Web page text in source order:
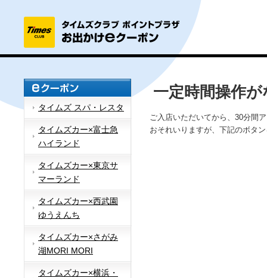
タイムズ スパ・レスタ
タイムズカー×富士急
ハイランド
タイムズカー×東京サ
マーランド
タイムズカー×西武園
ゆうえんち
タイムズカー×さがみ
湖MORI MORI
タイムズカー×横浜・
一定時間操作
ご入店いただいてから、30分間
おそれいりますが、下記のボタ